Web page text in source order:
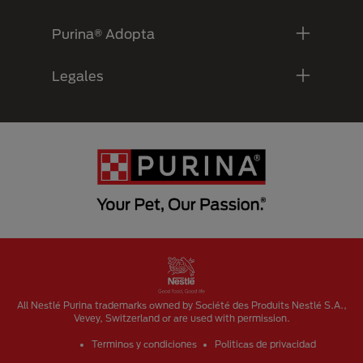
Purina® Adopta
Legales
All Nestlé Purina trademarks owned by Société des Produits Nestlé S.A.,
Vevey, Switzerland or are used with permission.
Terminos y condiciones Politicas de privacidad